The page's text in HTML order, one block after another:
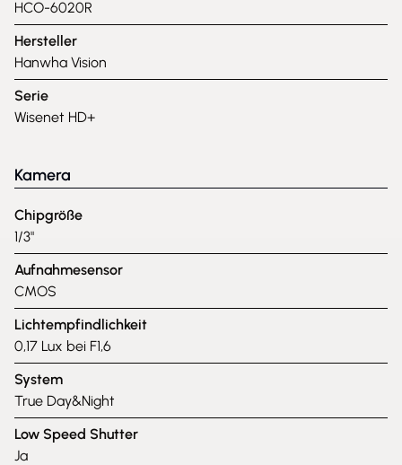
HCO-6020R
Hersteller
Hanwha Vision
Serie
Wisenet HD+
Kamera
Chipgröße
1/3"
Aufnahmesensor
CMOS
Lichtempfindlichkeit
0,17 Lux bei F1,6
System
True Day&Night
Low Speed Shutter
Ja